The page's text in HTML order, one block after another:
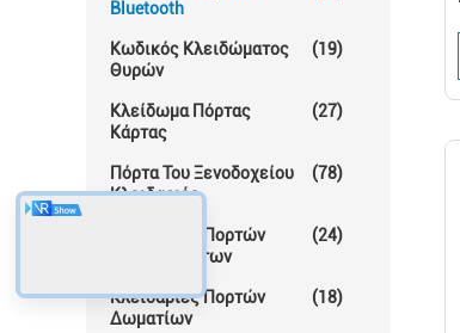
Bluetooth
Κωδικός Κλειδώματος
Θυρών
(19)
Κλείδωμα Πόρτας
Κάρτας
(27)
Πόρτα Του Ξενοδοχείου
Κλειδαριές
(78)
Κλειδαριές Πορτών
Διαμερισμάτων
(24)
Κλειδαριές Πορτών
Δωματίων
(18)